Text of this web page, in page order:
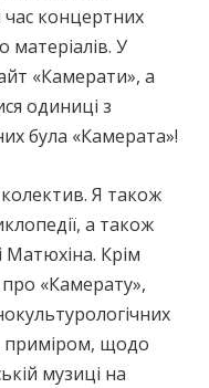
концертних
матеріалів. У
«Камерати», а
одиниці з
була «Камерата»!
колектив. Я також
а також
Матюхіна. Крім
«Камерату»,
приміром, щодо
музиці на